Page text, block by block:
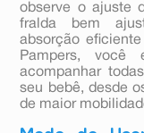
observe o ajuste
fralda bem
absorção
Pampers, você
acompanhar
seu bebê, desde
de maior